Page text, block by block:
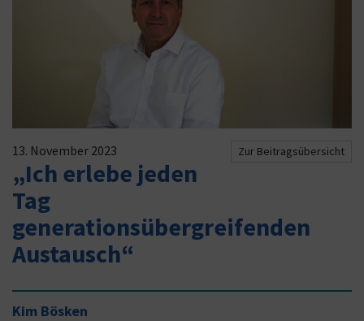
Zur Beitragsübersicht
13. November 2023
„Ich erlebe jeden
Tag
generationsübergreifenden
Austausch“
Kim Bösken